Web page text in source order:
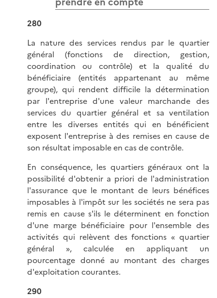
280
La nature des services rendus par le quartier
général (fonctions de direction, gestion,
coordination ou contrôle) et la qualité du
bénéficiaire (entités appartenant au même
groupe), qui rendent difficile la détermination
par l'entreprise d'une valeur marchande des
services du quartier général et sa ventilation
entre les diverses entités qui en bénéficient
exposent l'entreprise à des remises en cause de
son résultat imposable en cas de contrôle.
En conséquence, les quartiers généraux ont la
possibilité d'obtenir a priori de l'administration
l'assurance que le montant de leurs bénéfices
imposables à l'impôt sur les sociétés ne sera pas
remis en cause s'ils le déterminent en fonction
d'une marge bénéficiaire pour l'ensemble des
activités qui relèvent des fonctions « quartier
général », calculée en appliquant un
pourcentage donné au montant des charges
d'exploitation courantes.
290